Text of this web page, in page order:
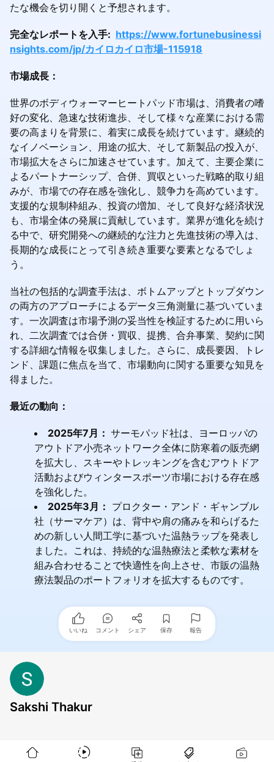
たな機会を切り開くと予想されます。
完全なレポートを入手: https://www.fortunebusinessi
nsights.com/jp/カイロカイロ市場-115918
市場成長：
世界のボディウォーマーヒートパッド市場は、消費者の嗜
好の変化、急速な技術進歩、そして様々な産業における需
要の高まりを背景に、着実に成長を続けています。継続的
なイノベーション、用途の拡大、そして新製品の投入が、
市場拡大をさらに加速させています。加えて、主要企業に
よるパートナーシップ、合併、買収といった戦略的取り組
みが、市場での存在感を強化し、競争力を高めています。
支援的な規制枠組み、投資の増加、そして良好な経済状況
も、市場全体の発展に貢献しています。業界が進化を続け
る中で、研究開発への継続的な注力と先進技術の導入は、
長期的な成長にとって引き続き重要な要素となるでしょ
う。
当社の包括的な調査手法は、ボトムアップとトップダウン
の両方のアプローチによるデータ三角測量に基づいていま
す。一次調査は市場予測の妥当性を検証するために用いら
れ、二次調査では合併・買収、提携、合弁事業、契約に関
する詳細な情報を収集しました。さらに、成長要因、トレ
ンド、課題に焦点を当て、市場動向に関する重要な知見を
得ました。
最近の動向：
2025年7月： サーモパッド社は、ヨーロッパの
アウトドア小売ネットワーク全体に防寒着の販売網
を拡大し、スキーやトレッキングを含むアウトドア
活動およびウィンタースポーツ市場における存在感
を強化した。
2025年3月： プロクター・アンド・ギャンブル
社（サーマケア）は、背中や肩の痛みを和らげるた
めの新しい人間工学に基づいた温熱ラップを発表し
ました。これは、持続的な温熱療法と柔軟な素材を
組み合わせることで快適性を向上させ、市販の温熱
療法製品のポートフォリオを拡大するものです。
いいね コメント シェア 保存 報告
Sakshi Thakur